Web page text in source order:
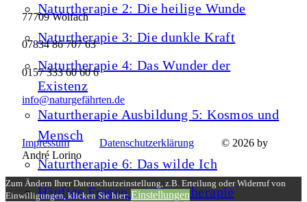
Naturtherapie 2: Die heilige Wunde
Naturtherapie 3: Die dunkle Kraft
Naturtherapie 4: Das Wunder der
Existenz
Naturtherapie Ausbildung 5: Kosmos und
Mensch
Naturtherapie 6: Das wilde Ich
Häufige Fragen zur Naturtherapie
77709 Wolfach
07834 86 707 63
0157 333 60 60 6
info@naturgefährten.de
Impressum Datenschutzerklärung © 2026 by
André Lorino
Zum Ändern Ihrer Datenschutzeinstellung, z.B. Erteilung oder Widerruf von
Einwilligungen, klicken Sie hier:Einstellungen